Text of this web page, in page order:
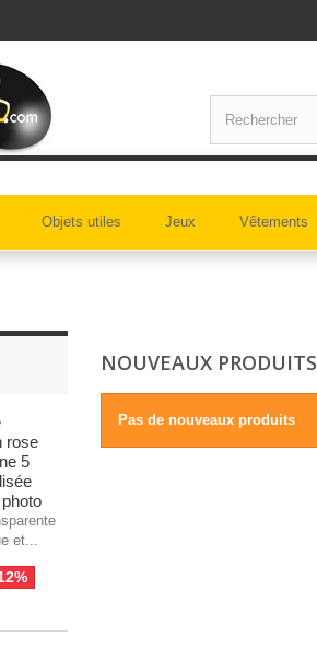
Objets utiles Jeux Vêtements
rose
5
et...
NOUVEAUX PRODUITS
Pas de nouveaux produits